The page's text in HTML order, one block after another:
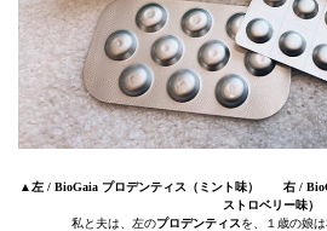
▲左 / BioGaia プロデンティス（ミント味） 右 /
ストロベリー味）
私と夫は、左のプロデンティスを、１歳の娘